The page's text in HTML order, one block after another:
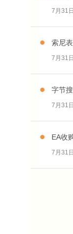
7月31日
索尼
7月31日
字节
7月31日
EA收
7月31日